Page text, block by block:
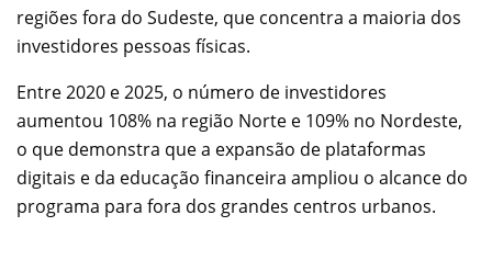
regiões fora do Sudeste, que concentra a maioria dos
investidores pessoas físicas.
Entre 2020 e 2025, o número de investidores
aumentou 108% na região Norte e 109% no Nordeste,
o que demonstra que a expansão de plataformas
digitais e da educação financeira ampliou o alcance do
programa para fora dos grandes centros urbanos.